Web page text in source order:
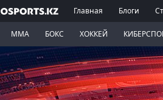
Главная Блоги
ММА БОКС ХОККЕЙ